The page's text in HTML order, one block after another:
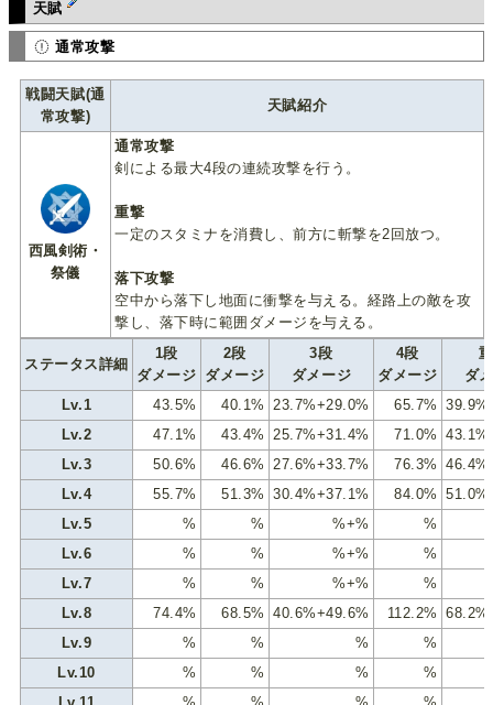
天賦
通常攻撃
戦闘天賦(通
常攻撃)
天賦紹介
西風剣術・
祭儀
通常攻撃
剣による最大4段の連続攻撃を行う。
重撃
一定のスタミナを消費し、前方に斬撃を2回放つ。
落下攻撃
空中から落下し地面に衝撃を与える。経路上の敵を攻
撃し、落下時に範囲ダメージを与える。
ステータス詳細
1段
ダメージ
2段
ダメージ
3段
ダメージ
4段
ダメージ
ダ
Lv.1
43.5% 40.1% 23.7%+29.0% 65.7%
Lv.2
47.1% 43.4% 25.7%+31.4% 71.0%
Lv.3
50.6% 46.6% 27.6%+33.7% 76.3%
Lv.4
55.7% 51.3% 30.4%+37.1% 84.0%
Lv.5
% % %+%
%
Lv.6
% % %+%
%
Lv.7
% % %+%
%
Lv.8
74.4% 68.5% 40.6%+49.6% 112.2%
Lv.9
% % %
%
Lv.10
% % %
%